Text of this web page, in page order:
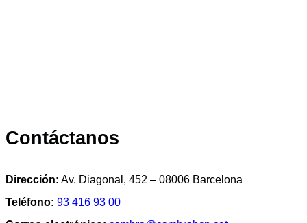
Contáctanos
Dirección: Av. Diagonal, 452 – 08006 Barcelona
Teléfono: 93 416 93 00